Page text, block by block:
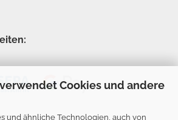
Cookies und andere
und ähnliche Technologien, auch von